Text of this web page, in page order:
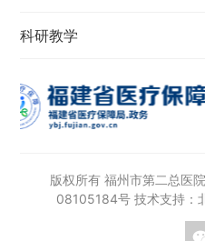
科研教学
版权所有 福州市第二总医
08105184号 技术支持：